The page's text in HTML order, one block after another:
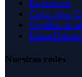
Extensores
Corta fresa-
Cepillos de
Línea Dremel
Nuestras redes